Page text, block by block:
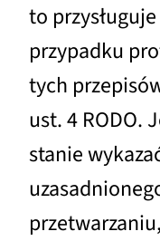
to
przypadku
tych
ust. 4 RODO.
stanie